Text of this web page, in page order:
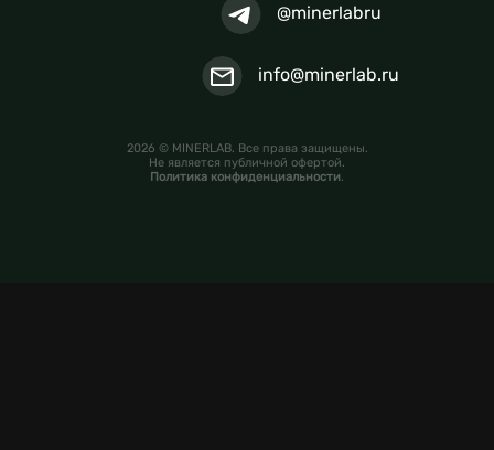
@minerlabru
info@minerlab.ru
2026 © MINERLAB. Все права защищены.
Не является публичной офертой.
Политика конфиденциальности.